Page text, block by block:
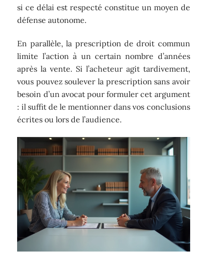
si ce délai est respecté constitue un moyen de
défense autonome.
En parallèle, la prescription de droit commun
limite l’action à un certain nombre d’années
après la vente. Si l’acheteur agit tardivement,
vous pouvez soulever la prescription sans avoir
besoin d’un avocat pour formuler cet argument
: il suffit de le mentionner dans vos conclusions
écrites ou lors de l’audience.